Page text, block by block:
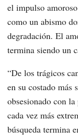
el impulso
como un abismo
degradación. El
termina siendo un
“De los trágicos
en su costado más
obsesionado con
cada vez más
búsqueda termina